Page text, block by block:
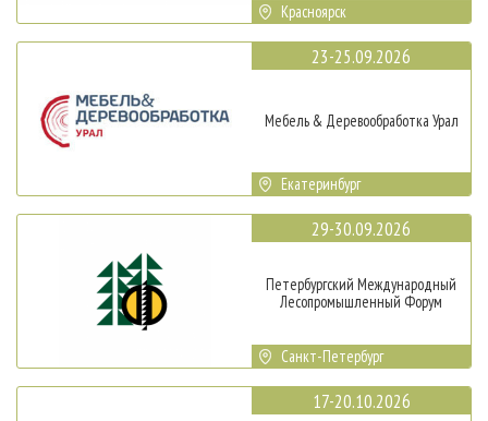
Красноярск
23-25.09.2026
Мебель & Деревообработка Урал
Екатеринбург
29-30.09.2026
Петербургский Международный
Лесопромышленный Форум
Санкт-Петербург
17-20.10.2026